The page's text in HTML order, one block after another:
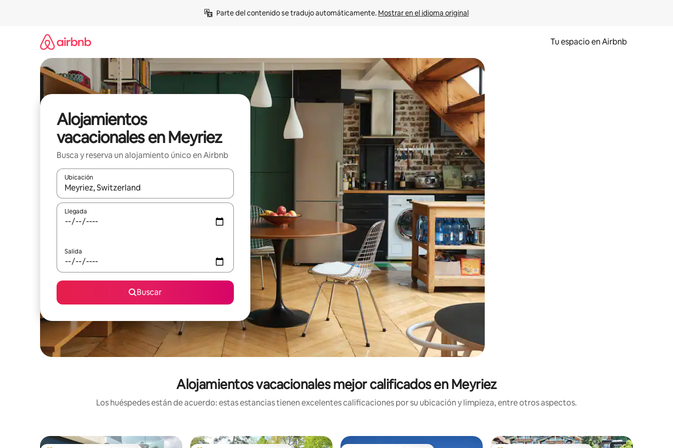
Parte del contenido se tradujo automáticamente. Mostrar en el idioma original
Tu espacio en Airbnb
Alojamientos
vacacionales en Meyriez
Busca y reserva un alojamiento único en Airbnb
Ubicación
Cuando los resultados estén disponibles, podrás navegar usando las teclas de las flechas hacia arriba y hacia abajo, o bien tocando y deslizando la pantalla.
Llegada
Salida
Buscar
Alojamientos vacacionales mejor calificados en Meyriez
Los huéspedes están de acuerdo: estas estancias tienen excelentes calificaciones por su ubicación y limpieza, entre otros aspectos.